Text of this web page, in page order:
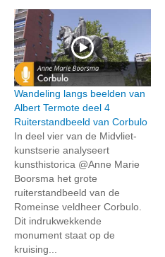
Wandeling langs beelden van
Albert Termote deel 4
Ruiterstandbeeld van Corbulo
In deel vier van de Midvliet-
kunstserie analyseert
kunsthistorica @Anne Marie
Boorsma het grote
ruiterstandbeeld van de
Romeinse veldheer Corbulo.
Dit indrukwekkende
monument staat op de
kruising...